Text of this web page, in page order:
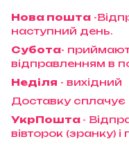
Нова пошта -
наступний день.
Субота-
відправленням в
Неділя - вихідний
Доставку сплачує
УкрПошта -
вівторок (зранку)